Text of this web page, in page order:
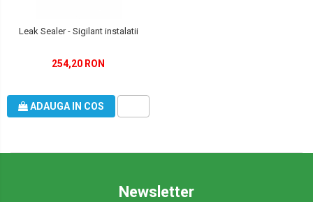
Leak Sealer - Sigilant instalatii
254,20 RON
ADAUGA IN COS
Newsletter